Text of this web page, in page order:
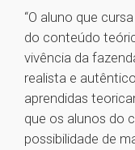
“O aluno que
do conteúdo
vivência da
realista e
aprendidas
que os alunos do
possibilidade de